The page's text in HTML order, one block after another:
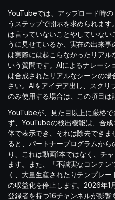
YouTubeでは、アップロード時
うステップで開示を求められま
は言っていないことやしていない
うに見せているか、実在の出来
は実際には起こらなかったリアル
いう質問です。AIによるナレーシ
は合成されたリアルなシーンの
さい。AIをアイデア出し、スクリ
のみ使用する場合は、この項目は
YouTubeが、見た目以上に厳格
ず、YouTubeの検出機能は、合
体で表示でき、それは除去できま
ると、パートナープログラムか
り、これは動画1本ではなく、チ
ます。また、「不誠実なコンテ
く、大量生産されたりテンプレ
の収益化を停止します。2026年1
登録者を持つ16チャンネルが影